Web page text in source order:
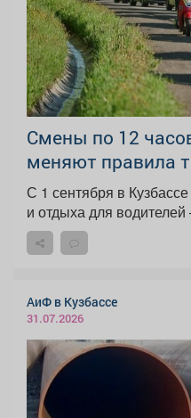
Смены по 12
меняют правила
С 1 сентября в
и отдыха для
АиФ в Кузбассе
31.07.2026